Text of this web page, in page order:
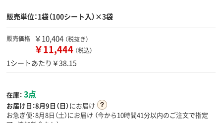
販売単位：1袋（100シート入）×3袋
販売価格 ￥10,404 （税抜き）
￥11,444 （税込）
1シートあたり￥38.15
在庫： 3点
お届け日：8月9日（日）にお届け
お急ぎ便：8月8日（土）にお届け （今から10時間41分以内のご注文で指定